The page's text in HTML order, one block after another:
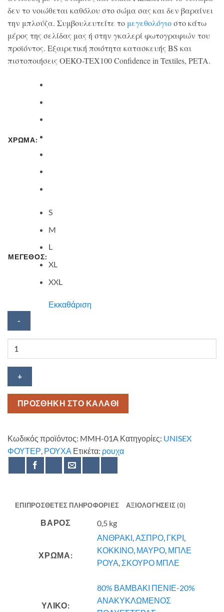
δεν το νοιώθεται καθόλου στο σώμα σας και δεν βαραίνει
την μπλούζα. Συμβουλευτείτε το μεγεθολόγιοστο κάτω
μέρος της σελίδας μας ή στην γκαλερί φωτογραφιών του
προϊόντος. Εξαιρετική ποιότητα κατασκευής BS και
πιστοποιήσεις OEKO-TEX100 Confidence in Textiles, PETA.
ΧΡΩΜΑ:
ΜΕΓΕΘΟΣ:
S
M
L
XL
XXL
Εκκαθάριση
Mafioso
ποσότητα
ΠΡΟΣΘΗΚΗ ΣΤΟ ΚΑΛΑΘΙ
Κωδικός προϊόντος: MMH-01A Κατηγορίες: UNISEX
ΦΟΥΤΕΡ ΡΟΥΧΑ Ετικέτα: ρουχα
ΕΠΙΠΡΌΣΘΕΤΕΣ ΠΛΗΡΟΦΟΡΊΕΣ ΑΞΙΟΛΟΓΉΣΕΙΣ (0)
ΒΆΡΟΣ 0,5 kg
ΧΡΩΜΑ:
ΑΝΘΡΑΚΙ,ΑΣΠΡΟ, ΓΚΡΙ,
ΚΟΚΚΙΝΟ, ΜΑΥΡΟ, ΜΠΛΕ
ΡΟΥΑ, ΣΚΟΥΡΟ ΜΠΛΕ
ΥΛΙΚΟ:
80% ΒΑΜΒΑΚΙ ΠΕΝΙΕ-20%
ΑΝΑΚΥΚΛΩΜΕΝΟΣ